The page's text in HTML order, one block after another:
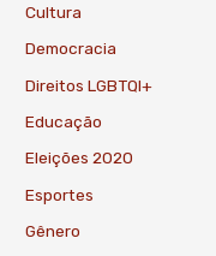
Cultura
Democracia
Direitos LGBTQI+
Educação
Eleições 2020
Esportes
Gênero